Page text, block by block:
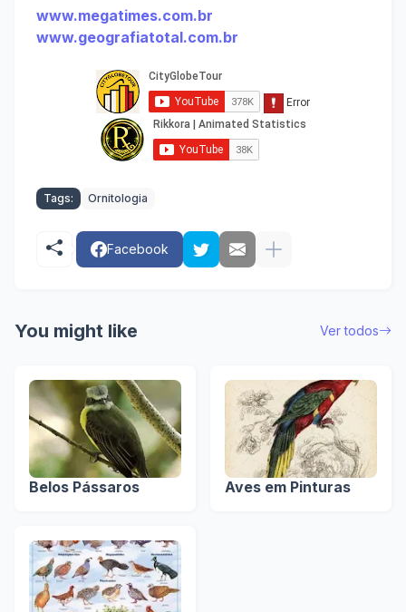
www.megatimes.com.br
www.geografiatotal.com.br
Tags: Ornitologia
Facebook
You might like Ver todos
Belos Pássaros Aves em Pinturas